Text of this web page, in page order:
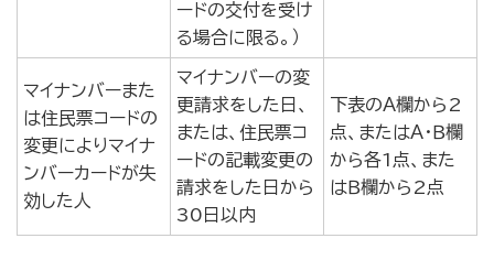
ードの交付を受け
る場合に限る。）
マイナンバーまた
は住民票コードの
変更によりマイナ
ンバーカードが失
効した人
マイナンバーの変
更請求をした日、
または、住民票コ
ードの記載変更の
請求をした日から
30日以内
下表のＡ欄から2
点、またはＡ・Ｂ欄
から各1点、また
はＢ欄から2点